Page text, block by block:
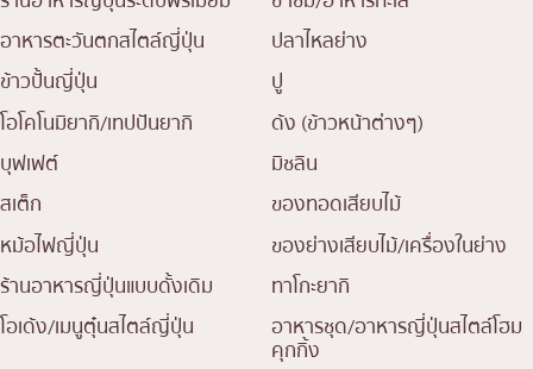
อาหารตะวันตกสไตล์ญี่ปุ่น
ปลาไหลย่าง
ข้าวปั้นญี่ปุ่น
ปู
โอโคโนมิยากิ/เทปปันยากิ
ด้ง (ข้าวหน้าต่างๆ)
บุฟเฟต์
มิชลิน
สเต็ก
ของทอดเสียบไม้
หม้อไฟญี่ปุ่น
ของย่างเสียบไม้/เครื่องในย่าง
ร้านอาหารญี่ปุ่นแบบดั้งเดิม
ทาโกะยากิ
โอเด้ง/เมนูตุ๋นสไตล์ญี่ปุ่น
อาหารชุด/อาหารญี่ปุ่นสไตล์โฮม
คุกกิ้ง